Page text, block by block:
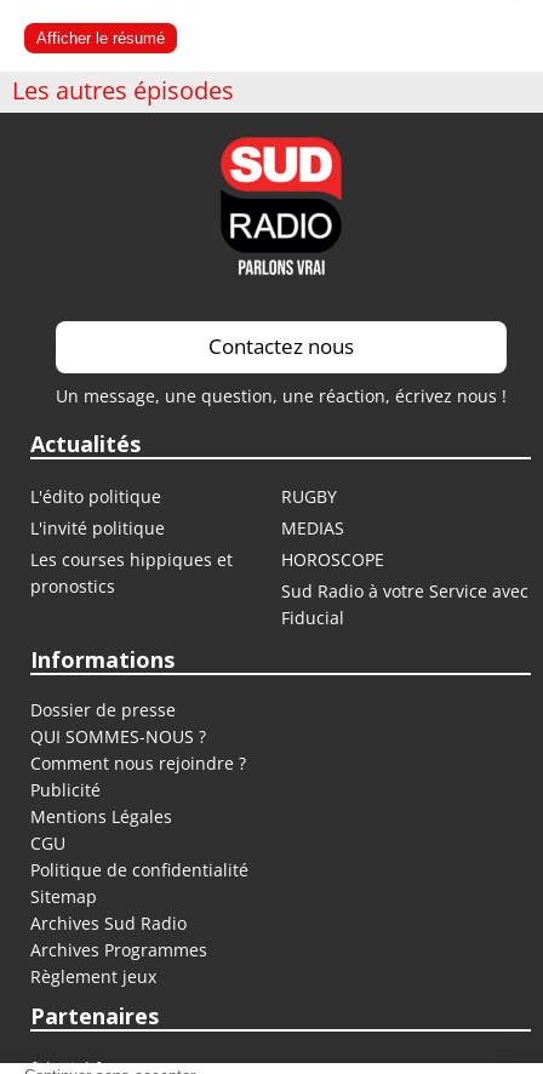
Afficher le résumé
Les autres épisodes
Contactez nous
Un message, une question, une réaction, écrivez nous !
Actualités
L'édito politique
RUGBY
L'invité politique
MEDIAS
Les courses hippiques et
pronostics
HOROSCOPE
Sud Radio à votre Service avec
Fiducial
Informations
Dossier de presse
QUI SOMMES-NOUS ?
Comment nous rejoindre ?
Publicité
Mentions Légales
CGU
Politique de confidentialité
Sitemap
Archives Sud Radio
Archives Programmes
Règlement jeux
Partenaires
fiducial.fr